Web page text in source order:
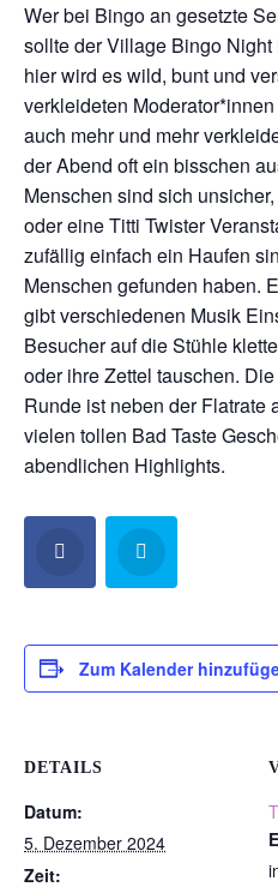
Wer bei Bingo an gesetzte
sollte der Village Bingo
hier wird es wild, bunt und
verkleideten
auch mehr und mehr
der Abend oft ein bisschen
Menschen sind sich
oder eine Titti Twister
zufällig einfach ein Haufen
Menschen gefunden haben.
gibt verschiedenen Musik
Besucher auf die Stühle
oder ihre Zettel tauschen.
Runde ist neben der Flatrate
vielen tollen Bad Taste
abendlichen Highlights.
Zum Kalender
DETAILS
Datum:
5. Dezember 2024
Zeit: